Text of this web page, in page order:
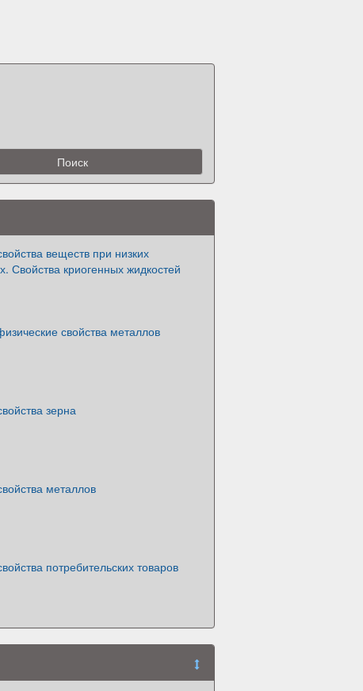
веществ при низких
Свойства криогенных жидкостей
свойства металлов
зерна
металлов
потребительских товаров